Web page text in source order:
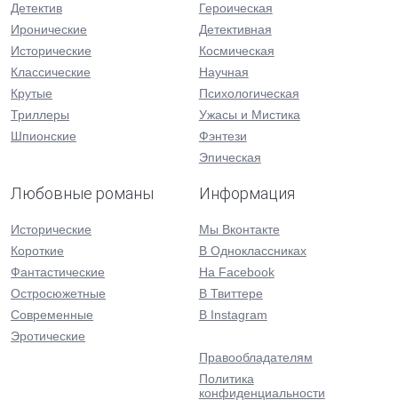
Детектив
Иронические
Исторические
Классические
Крутые
Триллеры
Шпионские
Героическая
Детективная
Космическая
Научная
Психологическая
Ужасы и Мистика
Фэнтези
Эпическая
Любовные романы
Исторические
Короткие
Фантастические
Остросюжетные
Современные
Эротические
Информация
Мы Вконтакте
В Одноклассниках
На Facebook
В Твиттере
В Instagram
Правообладателям
Политика
конфиденциальности